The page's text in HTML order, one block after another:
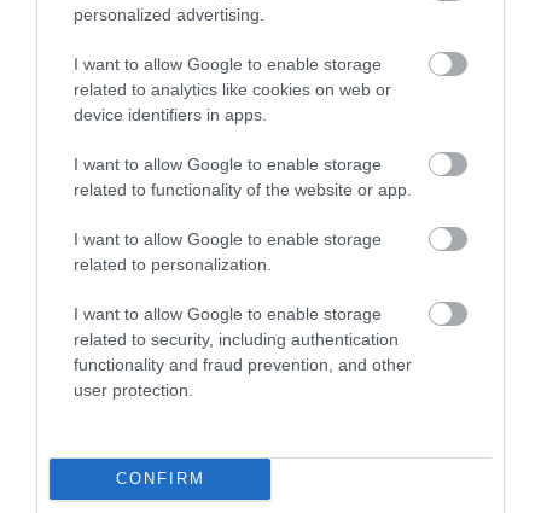
personalized advertising.
I want to allow Google to enable storage
related to analytics like cookies on web or
device identifiers in apps.
I want to allow Google to enable storage
related to functionality of the website or app.
I want to allow Google to enable storage
related to personalization.
I want to allow Google to enable storage
related to security, including authentication
functionality and fraud prevention, and other
user protection.
CONFIRM
ITTASAN RANDALÍROZOTT EGER
BELVÁROSÁBAN: ÜZLETEK KIRAKATA...
2026. augusztus 09
ORBÁN EGYKORI VÍZÜGYI ÁLLAMTITKÁRA
2026. augusztus 09 Mindenki ügye
A GYAKORNOKI MUNKA: LEHETŐSÉGEK ÉS
KIHÍVÁSOK A KARRIER KE...
2026. augusztus 09